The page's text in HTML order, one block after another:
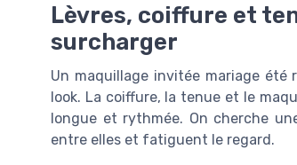
Lèvres, coiffure et
surcharger
Un maquillage invitée mariage été
look. La coiffure, la tenue et le
longue et rythmée. On cherche
entre elles et fatiguent le regard.